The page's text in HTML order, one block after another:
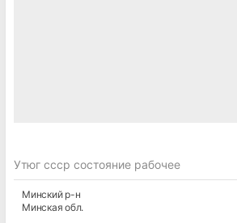
Утюг ссср состояние рабочее
Минскийр-н
Минская обл.